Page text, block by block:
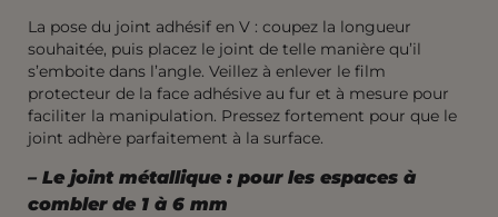
La pose du joint adhésif en V : coupez la longueur
souhaitée, puis placez le joint de telle manière qu’il
s’emboite dans l’angle. Veillez à enlever le film
protecteur de la face adhésive au fur et à mesure pour
faciliter la manipulation. Pressez fortement pour que le
joint adhère parfaitement à la surface.
– Le joint métallique : pour les espaces à
combler de 1 à 6 mm